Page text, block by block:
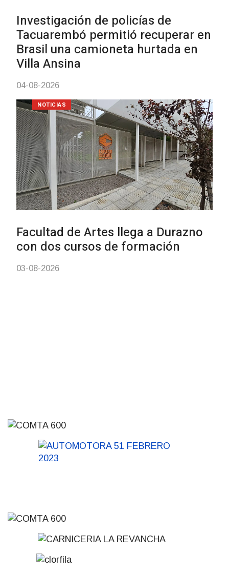
Siniestro laboral con
de carne
01-08-2026